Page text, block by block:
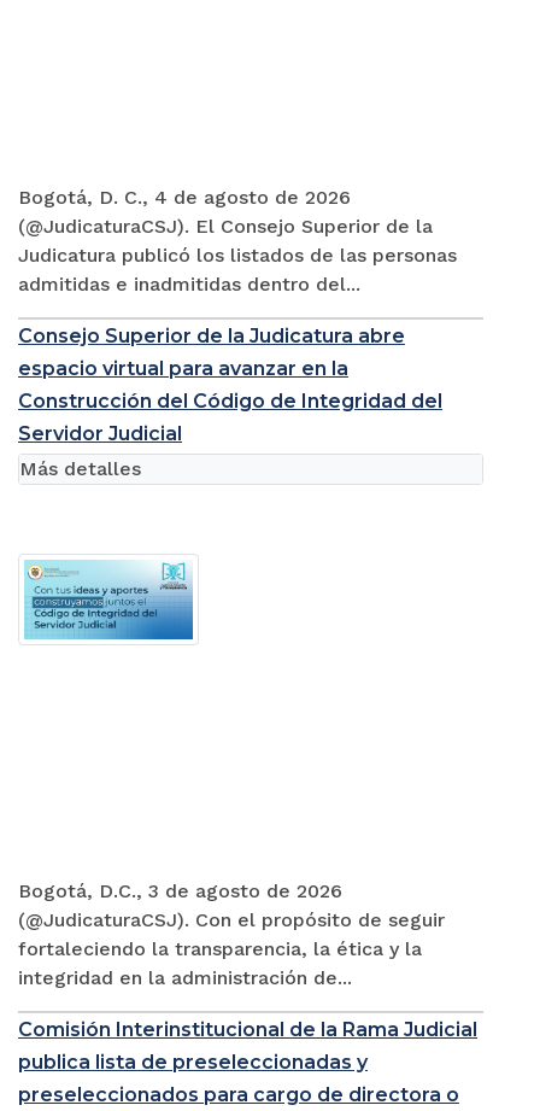
Bogotá, D. C., 4 de agosto de 2026
(@JudicaturaCSJ). El Consejo Superior de la
Judicatura publicó los listados de las personas
admitidas e inadmitidas dentro del...
Consejo Superior de la Judicatura abre
espacio virtual para avanzar en la
Construcción del Código de Integridad del
Servidor Judicial
Bogotá, D.C., 3 de agosto de 2026
(@JudicaturaCSJ). Con el propósito de seguir
fortaleciendo la transparencia, la ética y la
integridad en la administración de...
Más detalles
Comisión Interinstitucional de la Rama Judicial
publica lista de preseleccionadas y
preseleccionados para cargo de directora o